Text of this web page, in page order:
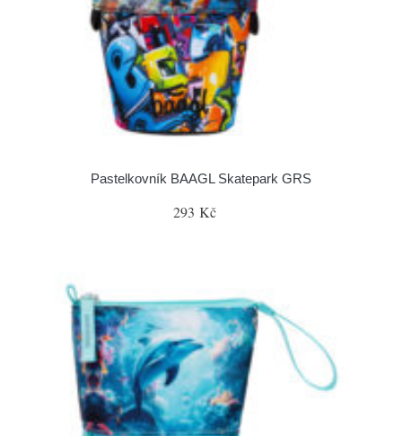
Pastelkovník BAAGL Skatepark GRS
293 Kč